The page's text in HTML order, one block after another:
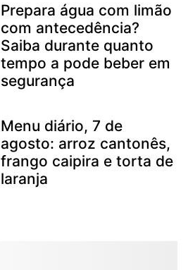
Prepara água com limão
com antecedência?
Saiba durante quanto
tempo a pode beber em
segurança
Menu diário, 7 de
agosto: arroz cantonês,
frango caipira e torta de
laranja